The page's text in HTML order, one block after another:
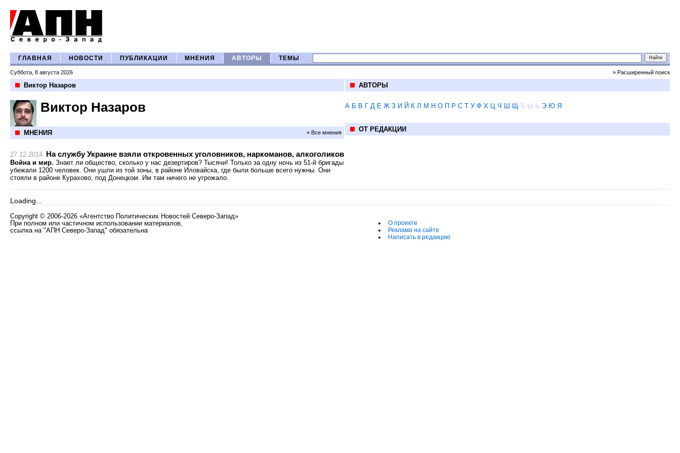
ГЛАВНАЯ НОВОСТИ ПУБЛИКАЦИИ МНЕНИЯ АВТОРЫ ТЕМЫ
Суббота, 8 августа 2026 » Расширенный поиск
Виктор Назаров
Виктор Назаров
МНЕНИЯ » Все мнения
27.12.2014 На службу Украине взяли откровенных уголовников, наркоманов, алкоголиков
Война и мир. Знает ли общество, сколько у нас дезертиров? Тысячи! Только за одну ночь из 51-й бригады
убежали 1200 человек. Они ушли из той зоны, в районе Иловайска, где были больше всего нужны. Они
стояли в районе Курахово, под Донецком. Им там ничего не угрожало.
АВТОРЫ
А Б В Г Д Е Ж З И Й К Л М Н О П Р С Т У Ф Х Ц Ч Ш Щ Ъ Ы Ь Э Ю Я
ОТ РЕДАКЦИИ
Loading...
Copyright © 2006-2026 «Агентство Политических Новостей Северо-Запад»
При полном или частичном использовании материалов,
ссылка на "АПН Северо-Запад" обязательна
О проекте
Реклама на сайте
Написать в редакцию